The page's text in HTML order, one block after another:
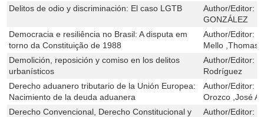
Delitos de odio y discriminación: El caso LGTB
Author/Editor:
GONZÁLEZ
Democracia e resiliência no Brasil: A disputa em
torno da Constituição de 1988
Author/Editor:
Mello ,Thomas
Demolición, reposición y comiso en los delitos
urbanísticos
Author/Editor:
Rodríguez
Derecho aduanero tributario de la Unión Europea:
Nacimiento de la deuda aduanera
Author/Editor:
Orozco ,José
Derecho Convencional, Derecho Constitucional y
Author/Editor: